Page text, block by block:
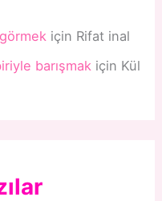
için Rifat inal
barışmak için Kül